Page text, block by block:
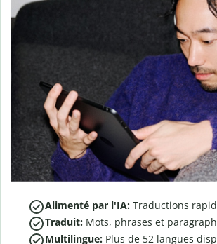
Alimenté par l'IA: Traductions
Traduit: Mots, phrases et
Multilingue: Plus de 52 langues